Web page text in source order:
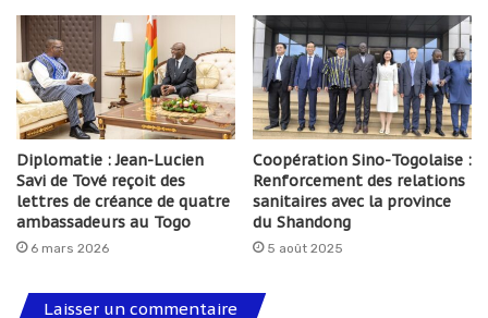
Diplomatie : Jean-Lucien
Savi de Tové reçoit des
lettres de créance de quatre
ambassadeurs au Togo
6 mars 2026
Coopération Sino-Togolaise :
Renforcement des relations
sanitaires avec la province
du Shandong
5 août 2025
Laisser un commentaire